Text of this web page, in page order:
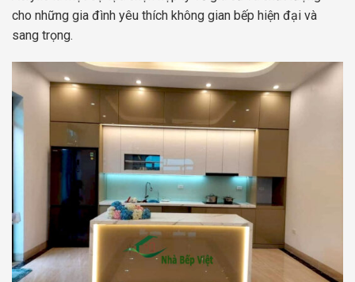
cho những gia đình yêu thích không gian bếp hiện đại và
sang trọng.